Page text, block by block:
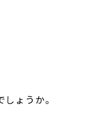
ょうか。